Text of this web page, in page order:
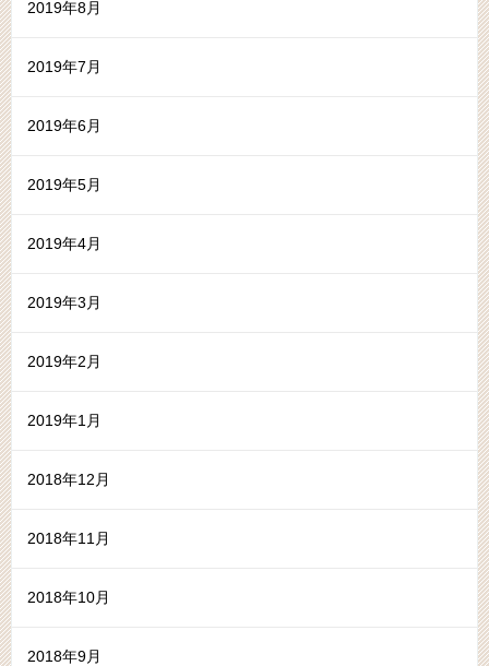
2019年8月
2019年7月
2019年6月
2019年5月
2019年4月
2019年3月
2019年2月
2019年1月
2018年12月
2018年11月
2018年10月
2018年9月